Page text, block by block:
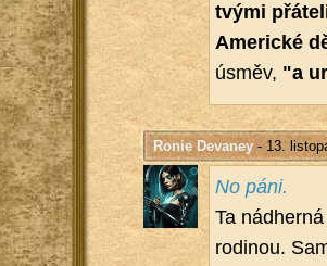
tvými
Ame­ric­ké
úsměv, "a
Ronie Devaney- 13.
No páni.
Ta
ro­di­nou.